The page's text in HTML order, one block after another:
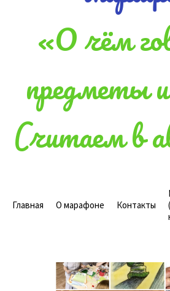
«О чём
предметы
(читаем в
Главная О марафоне Контакты